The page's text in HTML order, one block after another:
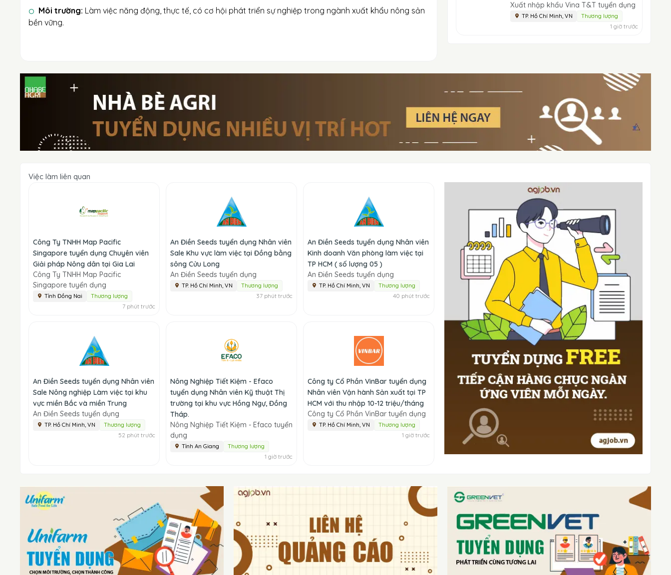
Môi trường: Làm việc năng động, thực tế, có cơ hội phát triển sự nghiệp trong ngành xuất khẩu nông sản
bền vững.
Xuất nhập khẩu Vina T&T tuyển dụng
TP. Hồ Chí Minh, VN Thương lượng
1 giờ trước
Việc làm liên quan
Công Ty TNHH Map Pacific
Singapore tuyển dụng Chuyên viên
Giải pháp Nông dân tại Gia Lai
Công Ty TNHH Map Pacific
Singapore tuyển dụng
Tỉnh Đồng Nai Thương lượng
7 phút trước
An Điền Seeds tuyển dụng Nhân viên
Sale Khu vực làm việc tại Đồng bằng
sông Cửu Long
An Điền Seeds tuyển dụng
TP. Hồ Chí Minh, VN Thương lượng
37 phút trước
An Điền Seeds tuyển dụng Nhân viên
Kinh doanh Văn phòng làm việc tại
TP HCM ( số lượng 05 )
An Điền Seeds tuyển dụng
TP. Hồ Chí Minh, VN Thương lượng
40 phút trước
An Điền Seeds tuyển dụng Nhân viên
Sale Nông nghiệp Làm việc tại khu
vực miền Bắc và miền Trung
An Điền Seeds tuyển dụng
TP. Hồ Chí Minh, VN Thương lượng
52 phút trước
Nông Nghiệp Tiết Kiệm - Efaco
tuyển dụng Nhân viên Kỹ thuật Thị
trường tại khu vực Hồng Ngự, Đồng
Tháp.
Nông Nghiệp Tiết Kiệm - Efaco tuyển
dụng
Tỉnh An Giang Thương lượng
1 giờ trước
Công ty Cổ Phần VinBar tuyển dụng
Nhân viên Vận hành Sản xuất tại TP
HCM với thu nhập 10-12 triệu/tháng
Công ty Cổ Phần VinBar tuyển dụng
TP. Hồ Chí Minh, VN Thương lượng
1 giờ trước